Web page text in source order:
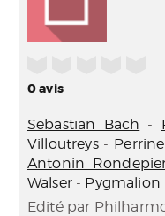
0avis
Sebastian Bach -
Villoutreys-
Antonin
Walser- Pygmalion
Edité par